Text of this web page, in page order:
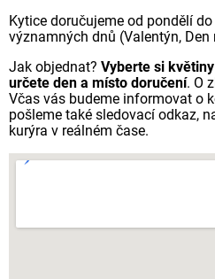
Kytice doručujeme od pondělí
významných dnů (Valentýn,
Jak objednat? Vyberte si
určete den a místo doručení. O
Včas vás budeme informovat o
pošleme také sledovací odkaz,
kurýra v reálném čase.